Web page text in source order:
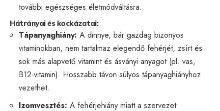
további egészséges életmódváltásra.
Hátrányai és kockázatai:
Tápanyaghiány: A dinnye, bár gazdag bizonyos
vitaminokban, nem tartalmaz elegendő fehérjét, zsírt és
sok más alapvető vitamint és ásványi anyagot (pl. vas,
B12-vitamin). Hosszabb távon súlyos tápanyaghiányhoz
vezethet.
Izomvesztés: A fehérjehiány miatt a szervezet